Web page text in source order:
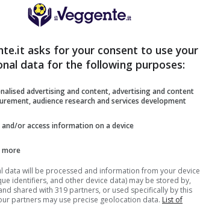
+ fino a 50€ di
+ fino a 50€ di bonus
200€
VERIFICA
2.050€
casino 2050€
asks for your consent to use your
data for the following purposes:
advertising and content, advertising and content
audience research and services development
or access information on a device
more
data will be processed and information from your device
identifiers, and other device data) may be stored by,
shared with 319 partners, or used specifically by this
partners may use precise geolocation data. List of